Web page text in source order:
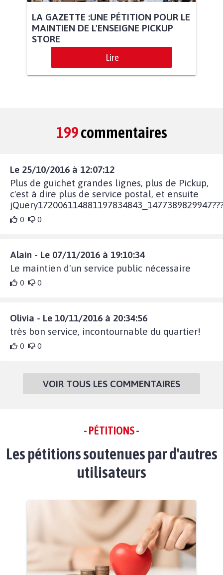
LA GAZETTE :UNE PÉTITION POUR LE
MAINTIEN DE L'ENSEIGNE PICKUP
STORE
Lire
199commentaires
Le 25/10/2016 à 12:07:12
Plus de guichet grandes lignes, plus de Pickup,
c'est à dire plus de service postal, et ensuite
0 0
Alain - Le 07/11/2016 à 19:10:34
Le maintien d'un service public nécessaire
0 0
Olivia - Le 10/11/2016 à 20:34:56
très bon service, incontournable du quartier!
0 0
VOIR TOUS LES COMMENTAIRES
- PÉTITIONS -
Les pétitions soutenues par d'autres
utilisateurs